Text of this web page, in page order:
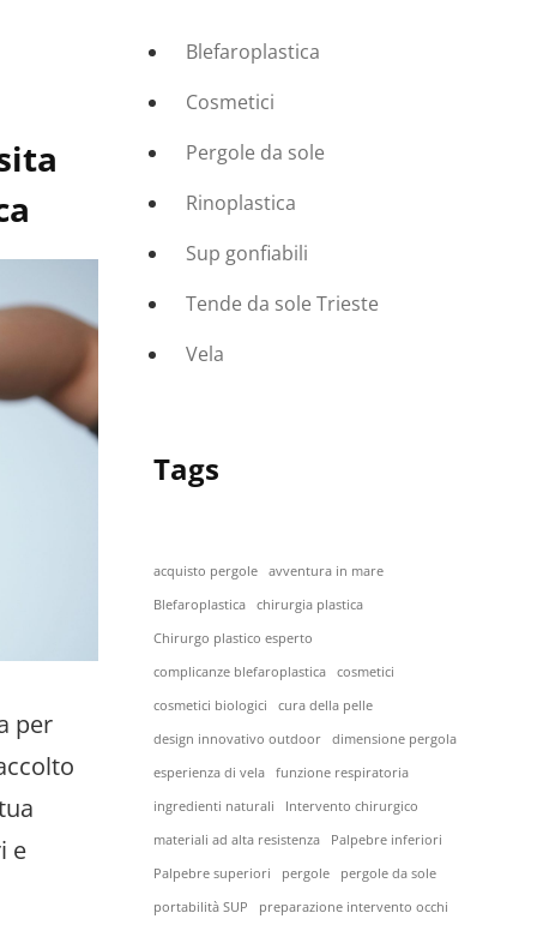
per
e
Blefaroplastica
Cosmetici
Pergole da sole
Rinoplastica
Sup gonfiabili
Tende da sole Trieste
Vela
Tags
acquisto pergole
avventura in mare
Blefaroplastica
chirurgia plastica
Chirurgo plastico esperto
complicanze blefaroplastica
cosmetici
cosmetici biologici
cura della pelle
design innovativo outdoor
dimensione pergola
esperienza di vela
funzione respiratoria
ingredienti naturali
Intervento chirurgico
materiali ad alta resistenza
Palpebre inferiori
Palpebre superiori
pergole
pergole da sole
portabilità SUP
preparazione intervento occhi